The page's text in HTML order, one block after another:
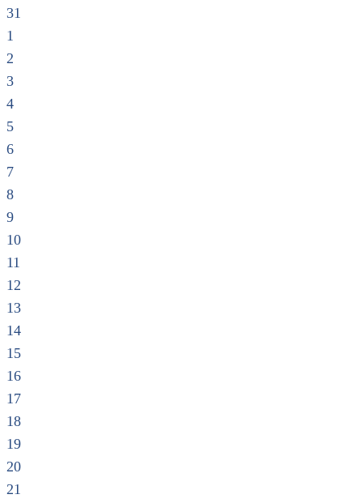
31
1
2
3
4
5
6
7
8
9
10
11
12
13
14
15
16
17
18
19
20
21